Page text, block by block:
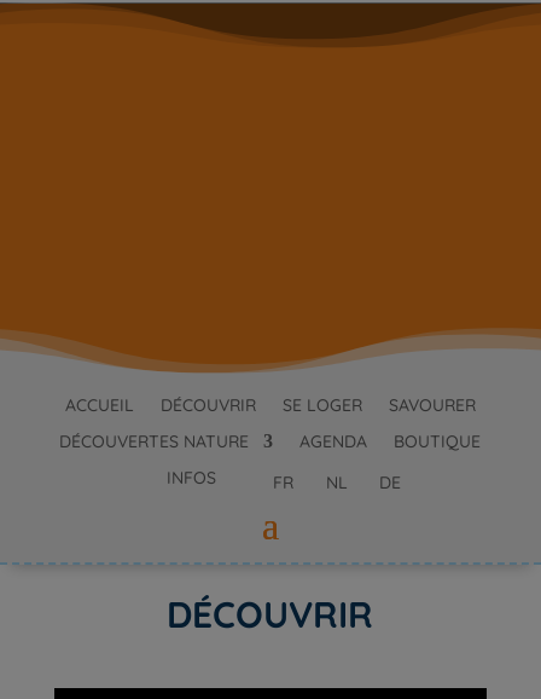
ACCUEIL DÉCOUVRIR SE LOGER
SAVOURER
DÉCOUVERTES NATURE
AGENDA
BOUTIQUE
INFOS
FR NL DE
DÉCOUVRIR